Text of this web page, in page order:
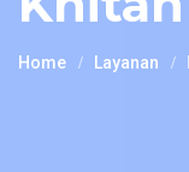
Home Layanan